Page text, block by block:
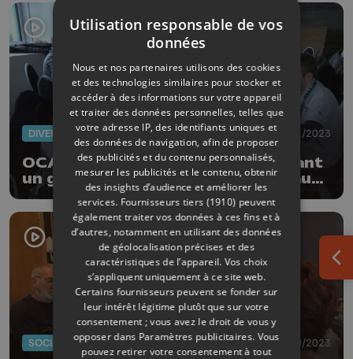
DIVERS 06/11/2023
OCA Days 2023 au Val-Benoît avant
un grand rassemblement ODOO au
Heysel
SOCIAL 06/10/2023
Utilisation responsable de vos
données
Nous et nos partenaires utilisons des cookies
et des technologies similaires pour stocker et
accéder à des informations sur votre appareil
et traiter des données personnelles, telles que
votre adresse IP, des identifiants uniques et
des données de navigation, afin de proposer
des publicités et du contenu personnalisés,
mesurer les publicités et le contenu, obtenir
des insights d’audience et améliorer les
services. Fournisseurs tiers (1910) peuvent
également traiter vos données à ces fins et à
d’autres, notamment en utilisant des données
de géolocalisation précises et des
caractéristiques de l’appareil. Vos choix
s’appliquent uniquement à ce site web.
Certains fournisseurs peuvent se fonder sur
leur intérêt légitime plutôt que sur votre
consentement ; vous avez le droit de vous y
opposer dans Paramètres publicitaires. Vous
pouvez retirer votre consentement à tout